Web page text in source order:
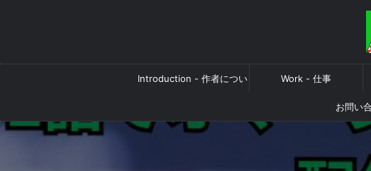
Introduction - 作者につい Work - 仕事
お問い